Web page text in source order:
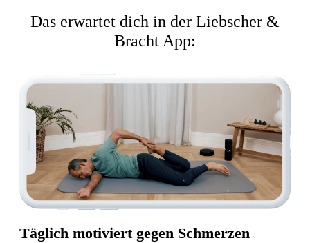
Das erwartet dich in der Liebscher &
Bracht App:
Täglich motiviert gegen Schmerzen